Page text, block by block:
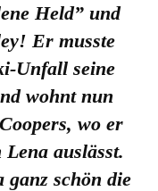
Held” und
Er musste
Unfall seine
wohnt nun
wo er
auslässt.
ganz schön die